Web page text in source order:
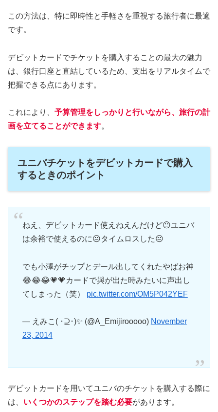
この方法は、特に即時性と手軽さを重視する旅行者に最適
です。
デビットカードでチケットを購入することの最大の魅力
は、銀行口座と直結しているため、支出をリアルタイムで
把握できる点にあります。
これにより、 予算管理をしっかりと行いながら、旅行の計
画を立てることができます。
ユニバチケットをデビットカードで購入
するときのポイント
ねえ、デビットカード使えねえんだけど😐ユニバ
は余裕で使えるのに😐タイムロスした😐
でも小澤がチップとデール出してくれたやばお神
😂😂😂💗💗カードで與が出た時みたいに声出し
てしまった（笑） pic.twitter.com/OM5P042YEF
— えみこ( ･⊇･)✨ (@A_Emijirooooo) November
23, 2014
デビットカードを用いてユニバのチケットを購入する際に
は、 いくつかのステップを踏む必要があります。